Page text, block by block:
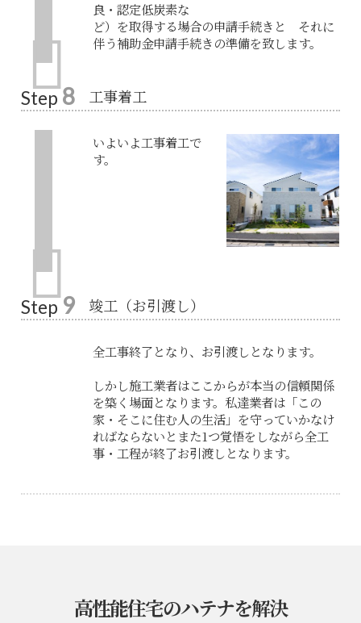
良・認定低炭素な
ど）を取得する場合の申請手続きと それに
伴う補助金申請手続きの準備を致します。
Step 8 工事着工
いよいよ工事着工で
す。
Step 9 竣工（お引渡し）
全工事終了となり、お引渡しとなります。
しかし施工業者はここからが本当の信頼関係
を築く場面となります。私達業者は「この
家・そこに住む人の生活」を守っていかなけ
ればならないとまた1つ覚悟をしながら全工
事・工程が終了お引渡しとなります。
高性能住宅のハテナを解決